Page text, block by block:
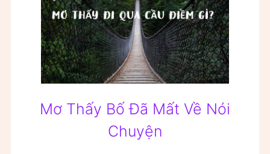
Mơ Thấy Bố Đã Mất Về Nói
Chuyện